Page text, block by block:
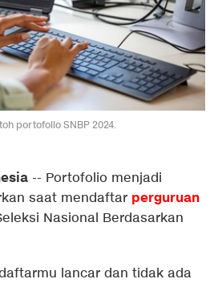
portofolio SNBP 2024.
-- Portofolio menjadi
saat mendaftar perguruan
Nasional Berdasarkan
lancar dan tidak ada